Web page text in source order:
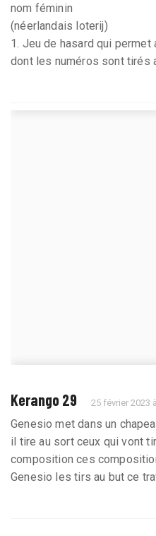
nom féminin
(néerlandais loterij)
1. Jeu de hasard qui
dont les numéros sont tirés
Kerango 29 25 février 2023
Genesio met dans un
il tire au sort ceux qui vont
composition ces
Genesio les tirs au but ce